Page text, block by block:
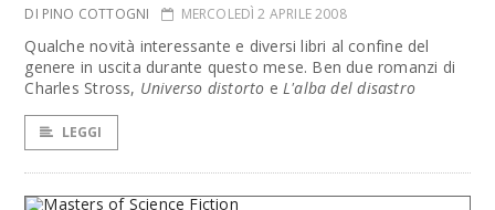
DI PINO COTTOGNI MERCOLEDÌ 2 APRILE 2008
Qualche novità interessante e diversi libri al confine del
genere in uscita durante questo mese. Ben due romanzi di
Charles Stross, Universo distorto e L'alba del disastro
LEGGI